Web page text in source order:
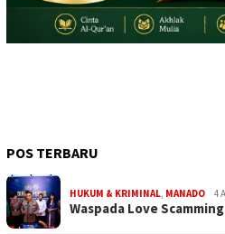
POS TERBARU
HUKUM & KRIMINAL, MANADO 4
Waspada Love